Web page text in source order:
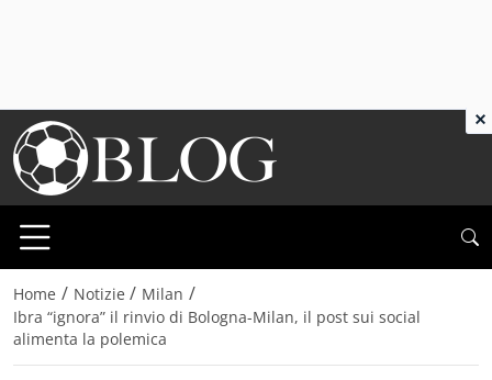
Home / Notizie / Milan /
Ibra “ignora” il rinvio di Bologna-Milan, il post sui social
alimenta la polemica
×